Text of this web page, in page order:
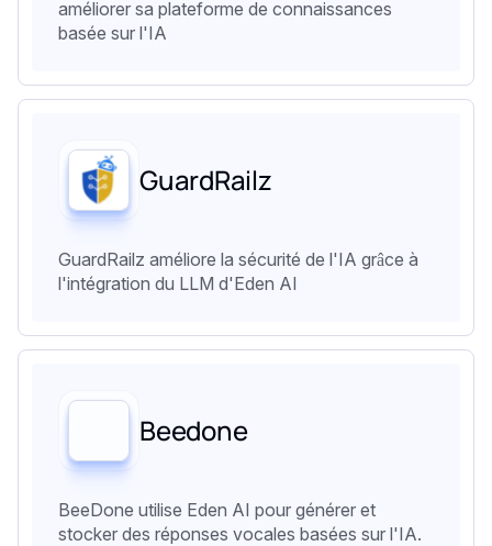
améliorer sa plateforme de connaissances
basée sur l'IA
GuardRailz
GuardRailz améliore la sécurité de l'IA grâce à
l'intégration du LLM d'Eden AI
Beedone
BeeDone utilise Eden AI pour générer et
stocker des réponses vocales basées sur l'IA.